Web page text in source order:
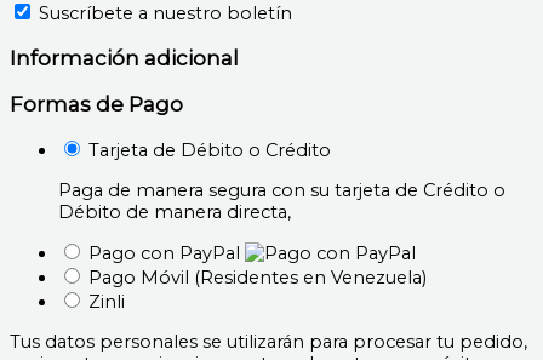
Suscríbete a nuestro boletín
Información adicional
Formas de Pago
Tarjeta de Débito o Crédito
Paga de manera segura con su tarjeta de Crédito o
Débito de manera directa,
Pago con PayPal
Pago Móvil (Residentes en Venezuela)
Zinli
Tus datos personales se utilizarán para procesar tu pedido,